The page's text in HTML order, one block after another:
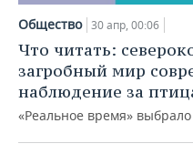
Общество 30 апр, 00:06
Что читать:
загробный мир
наблюдение за
«Реальное время»